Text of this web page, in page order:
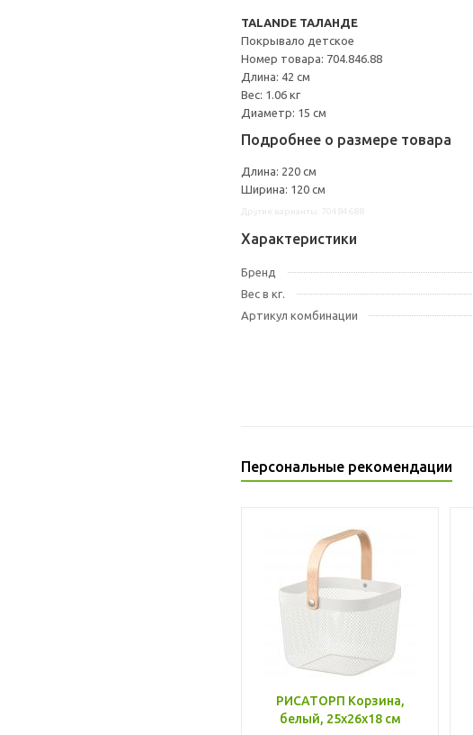
TALANDE ТАЛАНДЕ
Покрывало детское
Номер товара: 704.846.88
Длина: 42 см
Вес: 1.06 кг
Диаметр: 15 см
Подробнее о размере товара
Длина: 220 см
Ширина: 120 см
Характеристики
Бренд
Вес в кг.
Артикул комбинации
Персональные рекомендации
РИСАТОРП Корзина,
белый, 25x26x18 см